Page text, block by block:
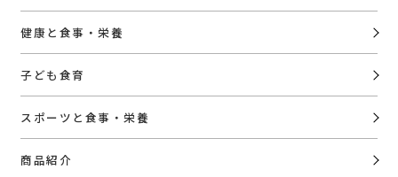
健康と食事・栄養
子ども食育
スポーツと食事・栄養
商品紹介